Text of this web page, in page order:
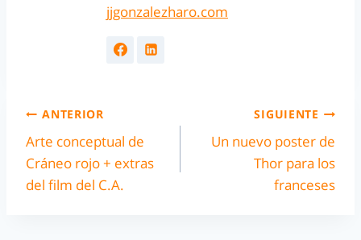
jjgonzalezharo.com
ANTERIOR
Arte conceptual de
Cráneo rojo + extras
del film del C.A.
SIGUIENTE
Un nuevo poster de
Thor para los
franceses